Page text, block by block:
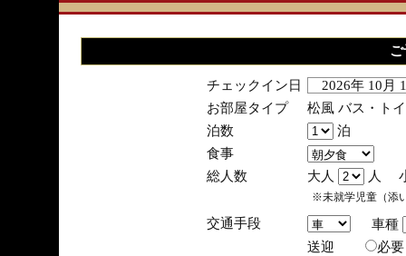
チェックイン日
2026年 10
お部屋タイプ
松風 バス・ト
泊数
泊
食事
総人数
大人 人
※未就学児童（添
交通手段
車種
送迎